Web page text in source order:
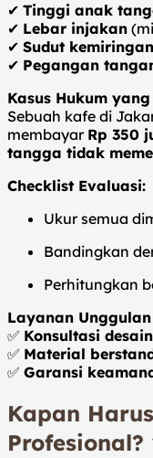
✔ Tinggi anak
✔ Lebar injakan
✔ Sudut kemiringan
✔ Pegangan
Kasus Hukum
Sebuah kafe di
membayar Rp 350
tangga tidak
Checklist Evaluasi:
Ukur semua
Bandingkan
Perhitungkan
Layanan Unggulan
✅ Konsultasi
✅ Material
✅ Garansi
Kapan
Profesional?